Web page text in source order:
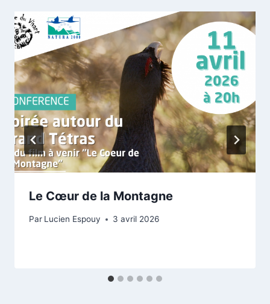
Le Cœur de la Montagne
Par Lucien Espouy 3 avril 2026